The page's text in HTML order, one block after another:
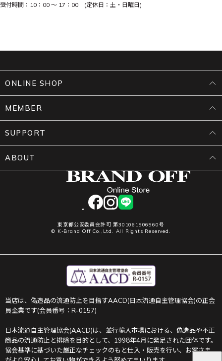
受付時間：10：00 ～ 17：00 (定休日：土・日曜日)
facebookinstagram
LINE
東京都公安委員会許可 第301061906960号
© K-Brand Off Co.,Ltd. All Rights Reserved.
ONLINE SHOP
MEMBER
SUPPORT
ABOUT
当店は、偽造品の流通防止を目指すAACD(日本流通自主管理協会)の正会
員企業です(会員番号：R-0157)
日本流通自主管理協会(AACD)は、並行輸入市場における、偽造品や不正
商品の流通防止と排除を目的として、1998年4月に発足された団体です。
協会基準に基づいた厳正なチェックのもと仕入・販売を行い、お客さま